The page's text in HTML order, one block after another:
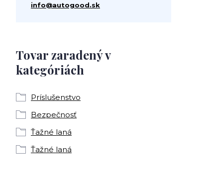
Tovar zaradený v
kategóriách
Príslušenstvo
Bezpečnosť
Ťažné laná
Ťažné laná
info@autogood.sk